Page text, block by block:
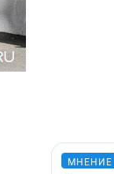
МНЕНИЕ